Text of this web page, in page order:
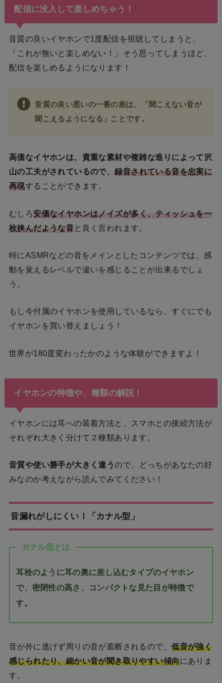
配信に没入して楽しめちゃう！
音質の良いイヤホンで1度配信を視聴してしまうと、
「これが無いと楽しめない！」そう思ってしまうほど、
配信を楽しめるようになります！
音質の良い悪いの一番の差は、「聞こえない音が
聞こえるようになる」ことです。
高価なイヤホンは、貴重な素材や複雑な造りによって沢
山の工夫がされているので、録音されている音を忠実に
再現することができます。
むしろ安価なイヤホンはノイズが多く、ティッシュを一
枚挟んだような音と良く言われます。
特にASMRなどの音をメインとしたコンテンツでは、感
動を覚えるレベルで違いを感じることが出来るでしょ
う。
もし今付属のイヤホンを使用しているなら、すぐにでも
イヤホンを買い替えましょう！
世界が180度変わったかのような体験ができますよ！
イヤホンの特徴や、種類の解説！
イヤホンには耳への装着方法と、スマホとの接続方法が
それぞれ大きく分けて２種類あります。
音質や使い勝手が大きく違うので、どっちがあなたの好
みなのか考えながら読んでみてください！
音漏れがしにくい！「カナル型」
カナル型とは
耳栓のように耳の奥に差し込むタイプのイヤホン
で、密閉性の高さ、コンパクトな見た目が特徴で
す。
音が外に逃げず周りの音が遮断されるので、低音が強く
感じられたり、細かい音が聞き取りやすい傾向にありま
す。